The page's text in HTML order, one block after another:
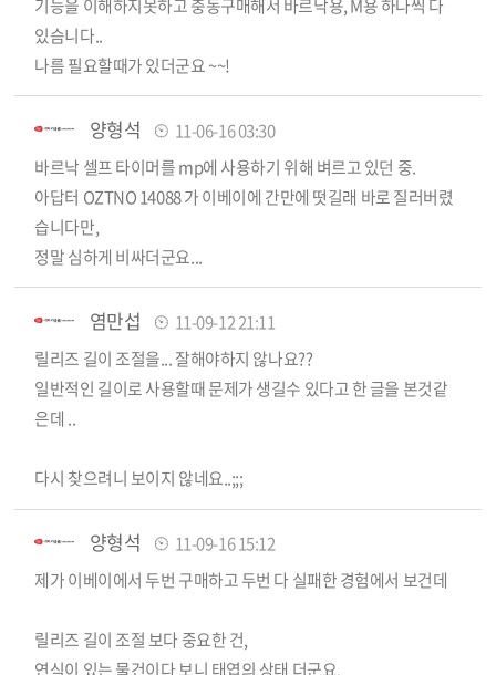
기능을 이해하지못하고 충동구매해서 바르낙용, M용 하나씩 다
있슴니다..
나름 필요할때가 있더군요 ~~!
양형석
11-06-16 03:30
바르낙 셀프 타이머를 mp에 사용하기 위해 벼르고 있던 중.
아답터 OZTNO 14088 가 이베이에 간만에 떳길래 바로 질러버렸
습니다만,
정말 심하게 비싸더군요...
염만섭
11-09-12 21:11
릴리즈 길이 조절을... 잘해야하지 않나요??
일반적인 길이로 사용할때 문제가 생길수 있다고 한 글을 본것같
은데 ..
다시 찾으려니 보이지 않네요..;;;
양형석
11-09-16 15:12
제가 이베이에서 두번 구매하고 두번 다 실패한 경험에서 보건데
릴리즈 길이 조절 보다 중요한 건,
연식이 있는 물건이다 보니 태엽의 상태 더군요.